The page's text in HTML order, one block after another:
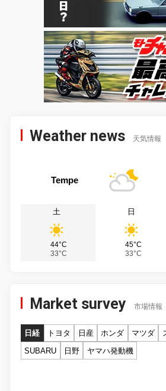
Weather news 天気情報
Tempe
土
44°C
33°C
日
45°C
33°C
Market survey 市場情報
日経 トヨタ 日産 ホンダ マツダ
SUBARU
日野 ヤマハ発動機